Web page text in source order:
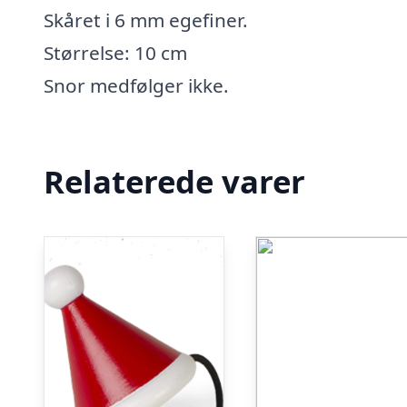
Skåret i 6 mm egefiner.
Størrelse: 10 cm
Snor medfølger ikke.
Relaterede varer